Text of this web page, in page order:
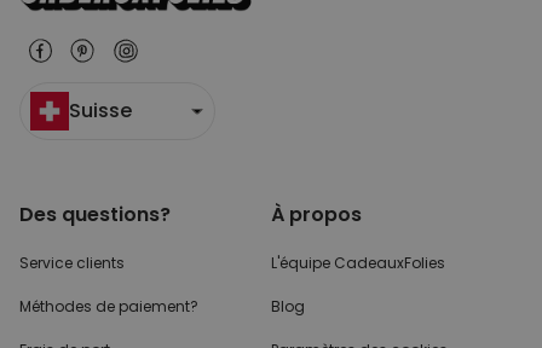
Suisse
Des questions?
Service clients
Méthodes de paiement?
À propos
L'équipe CadeauxFolies
Blog